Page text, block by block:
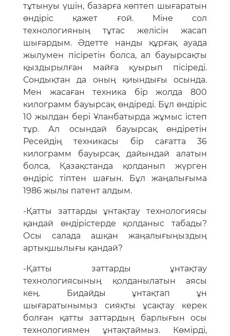
тұтынуы үшін, базарға көптеп шығаратын
өндіріс қажет ғой. Міне сол
технологияның тұтас желісін жасап
шығардым. Әдетте нанды құрғақ ауада
жылумен пісіретін болса, ал бауырсақты
қыздырылған майға қуырып пісіреді.
Сондықтан да оның қиындығы осында.
Мен жасаған техника бір жолда 800
килограмм бауырсақ өндіреді. Бұл өндіріс
10 жылдан бері Ұланбатырда жұмыс істеп
тұр. Ал осындай бауырсақ өндіретін
Ресейдің техникасы бір сағатта 36
килограмм бауырсақ дайындай алатын
болса, Қазақстанда қолданып жүрген
өндіріс тіптен шағын. Бұл жаңалығыма
1986 жылы патент алдым.
-Қатты заттарды ұнтақтау технологиясы
қандай өндірістерде қолданыс табады?
Осы салада ашқан жаңалығыңыздың
артықшылығы қандай?
-Қатты заттарды ұнтақтау
технологиясының қолданылатын аясы
кең. Бидайды ұнтақтап ұн
шығаратынымыз сияқты ұсақтау керек
болған қатты заттардың барлығын осы
технологиямен ұнтақтаймыз. Көмірді,